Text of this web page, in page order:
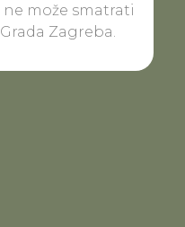
može smatrati
Zagreba.